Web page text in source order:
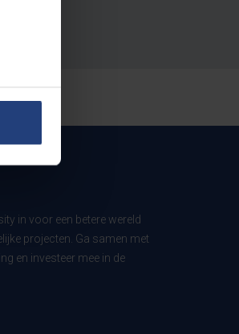
in voor een betere wereld
projecten. Ga samen met
en investeer mee in de